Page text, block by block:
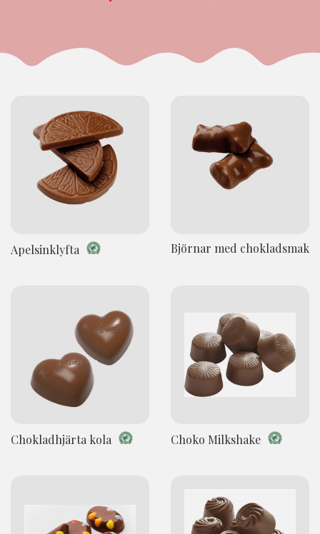
Apelsinklyfta Björnar med chokladsmak
Chokladhjärta kola Choko Milkshake